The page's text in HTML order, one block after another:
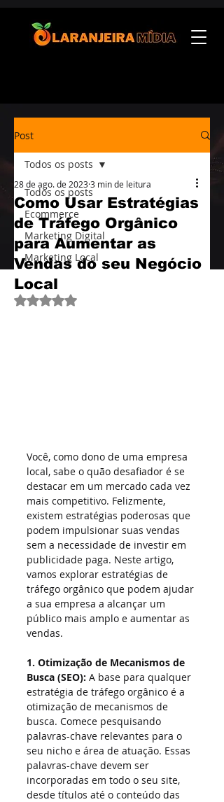
Post
Todos os posts
Ecommerce
Marketing Digital
Marketing Local
Todos os posts
Como Usar Estratégias
de Tráfego Orgânico
para Aumentar as
Vendas do seu Negócio
Local
28 de ago. de 20233 min de leitura
Avaliado com NaN de 5 estrelas.
Você, como dono de uma empresa
local, sabe o quão desafiador é se
destacar em um mercado cada vez
mais competitivo. Felizmente,
existem estratégias poderosas que
podem impulsionar suas vendas
sem a necessidade de investir em
publicidade paga. Neste artigo,
vamos explorar estratégias de
tráfego orgânico que podem ajudar
a sua empresa a alcançar um
público mais amplo e aumentar as
vendas.
1. Otimização de Mecanismos de
Busca (SEO): A base para qualquer
estratégia de tráfego orgânico é a
otimização de mecanismos de
busca. Comece pesquisando
palavras-chave relevantes para o
seu nicho e área de atuação. Essas
palavras-chave devem ser
incorporadas em todo o seu site,
desde títulos até o conteúdo das